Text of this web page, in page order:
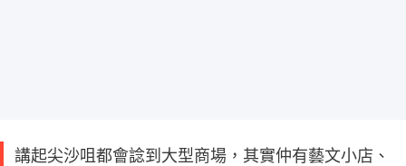
講起尖沙咀都會諗到大型商場，其實仲有藝文小店、